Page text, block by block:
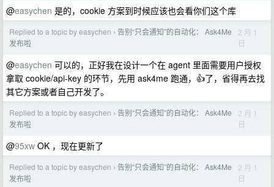
@easychen 是的，cookie 方案到时候应该也会看你们这个库
Replied to a topic by easychen › 告别“只会通知”的自动化： Ask4Me
发布啦
2 月 1
日
@easychen 可以的，正好我在设计一个在 agent 里面需要用户授权
拿取 cookie/api-key 的环节，先用 ask4me 跑通，👍了，省得再去找
其它方案或者自己开发了。
Replied to a topic by easychen › 告别“只会通知”的自动化： Ask4Me
发布啦
2 月 1
日
@95xw OK ，现在更新了
Replied to a topic by easychen › 告别“只会通知”的自动化： Ask4Me
发布啦
2 月 1
日